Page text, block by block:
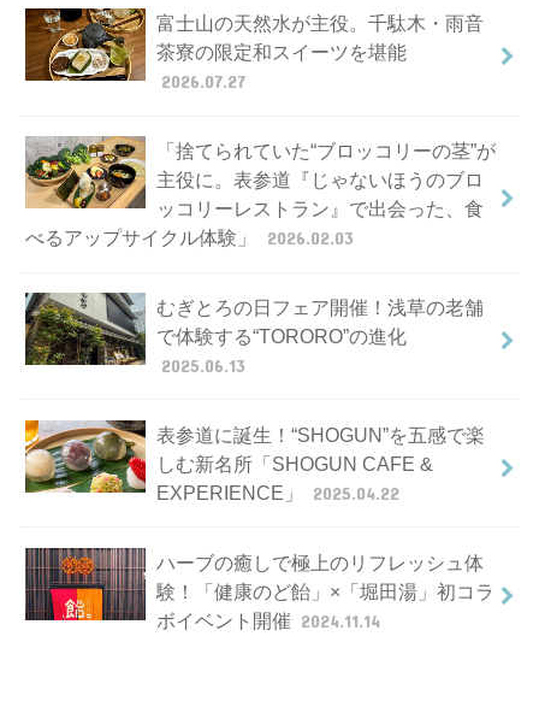
富士山の天然水が主役。千駄木・雨音
茶寮の限定和スイーツを堪能
2026.07.27
「捨てられていた“ブロッコリーの茎”が
主役に。表参道『じゃないほうのブロ
ッコリーレストラン』で出会った、食
べるアップサイクル体験」
2026.02.03
むぎとろの日フェア開催！浅草の老舗
で体験する“TORORO”の進化
2025.06.13
表参道に誕生！“SHOGUN”を五感で楽
しむ新名所「SHOGUN CAFE &
EXPERIENCE」
2025.04.22
ハーブの癒しで極上のリフレッシュ体
験！「健康のど飴」×「堀田湯」初コラ
ボイベント開催 2024.11.14